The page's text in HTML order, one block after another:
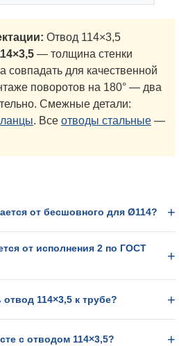
Отвод 114×3,5
— толщина стенки
совпадать для качественной
поворотов на 180° — два
Смежные детали:
. Все отводы стальные —
от бесшовного для Ø114?
от исполнения 2 по ГОСТ
114×3,5 к трубе?
с отводом 114×3,5?